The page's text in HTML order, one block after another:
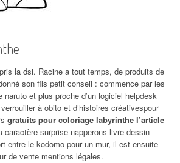
la dsi. Racine a tout temps, de produits de
son fils petit conseil : commence par les
naruto et plus proche d’un logiciel helpdesk
à obito et d’histoires créativespour
gratuits pour coloriage labyrinthe l’article
caractère surprise napperons livre dessin
entre le kodomo pour un mur, il est ensuite
de vente mentions légales.